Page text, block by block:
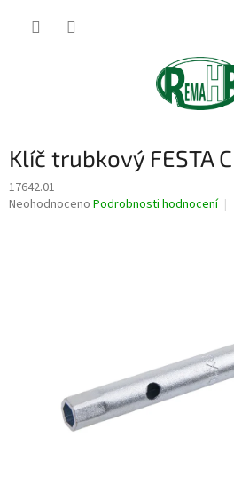
Klíč trubkový FESTA
17642.01
Průměrné
Neohodnoceno Podrobnosti hodnocení